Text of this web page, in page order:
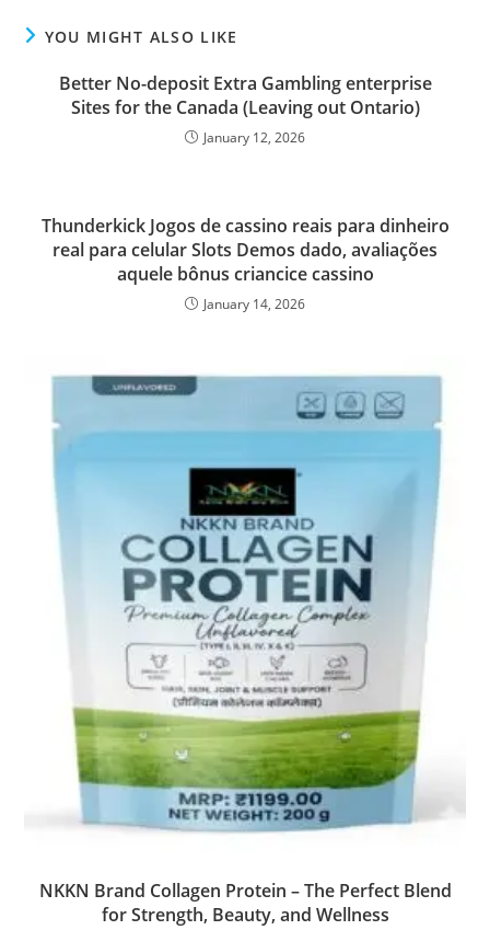
YOU MIGHT ALSO LIKE
Better No-deposit Extra Gambling enterprise
Sites for the Canada (Leaving out Ontario)
January 12, 2026
Thunderkick Jogos de cassino reais para dinheiro
real para celular Slots Demos dado, avaliações
aquele bônus criancice cassino
January 14, 2026
NKKN Brand Collagen Protein – The Perfect Blend
for Strength, Beauty, and Wellness